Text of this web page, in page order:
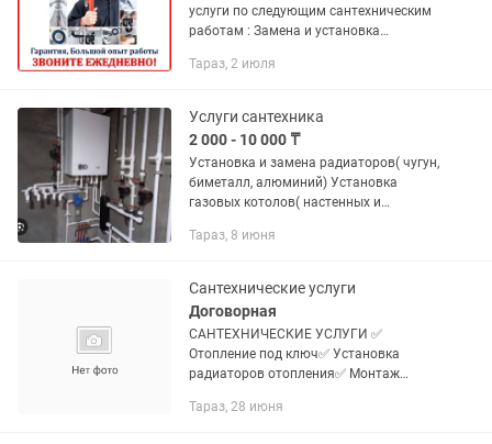
услуги по следующим сантехническим
работам : Замена и установка
алюминиевых радиаторов отопления
водопровода,...
Тараз, 2 июля
Услуги сантехника
2 000 - 10 000 ₸
Установка и замена радиаторов( чугун,
биметалл, алюминий) Установка
газовых котолов( настенных и
Установка тепловентиляторов Монтаж
Тараз, 8 июня
Сантехнические услуги
Договорная
САНТЕХНИЧЕСКИЕ УСЛУГИ ✅
Отопление под ключ✅ Установка
радиаторов отопления✅ Монтаж
котельной✅ Промывка радиаторов
Тараз, 28 июня